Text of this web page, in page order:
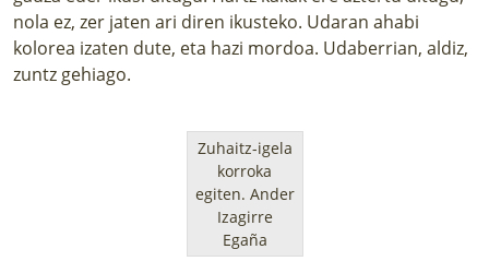
nola ez, zer jaten ari diren ikusteko. Udaran ahabi
kolorea izaten dute, eta hazi mordoa. Udaberrian, aldiz,
zuntz gehiago.
Zuhaitz-igela
korroka
egiten. Ander
Izagirre
Egaña